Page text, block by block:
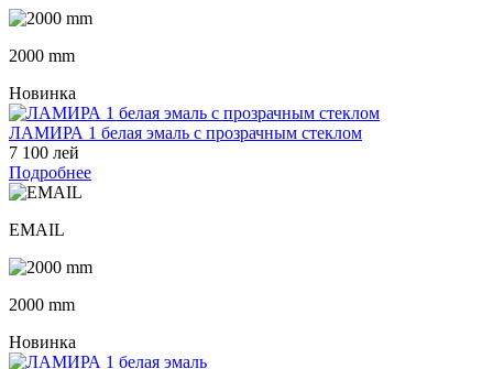
2000 mm
Новинка
ЛАМИРА 1 белая эмаль с прозрачным стеклом
7 100 лей
Подробнее
EMAIL
2000 mm
Новинка